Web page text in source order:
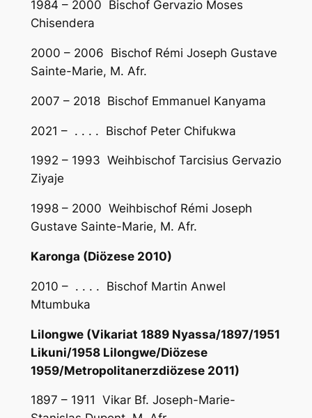
1984 – 2000 Bischof Gervazio Moses
Chisendera
2000 – 2006 Bischof Rémi Joseph Gustave
Sainte-Marie, M. Afr.
2007 – 2018 Bischof Emmanuel Kanyama
2021 – . . . . Bischof Peter Chifukwa
1992 – 1993 Weihbischof Tarcisius Gervazio
Ziyaje
1998 – 2000 Weihbischof Rémi Joseph
Gustave Sainte-Marie, M. Afr.
Karonga (Diözese 2010)
2010 – . . . . Bischof Martin Anwel
Mtumbuka
Lilongwe (Vikariat 1889 Nyassa/1897/1951
Likuni/1958 Lilongwe/Diözese
1959/Metropolitanerzdiözese 2011)
1897 – 1911 Vikar Bf. Joseph-Marie-